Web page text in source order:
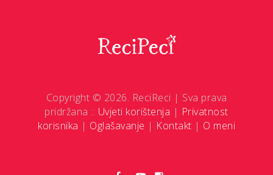
Copyright © 2026. ReciReci | Sva prava
pridržana :: Uvjeti korištenja | Privatnost
korisnika | Oglašavanje | Kontakt | O meni